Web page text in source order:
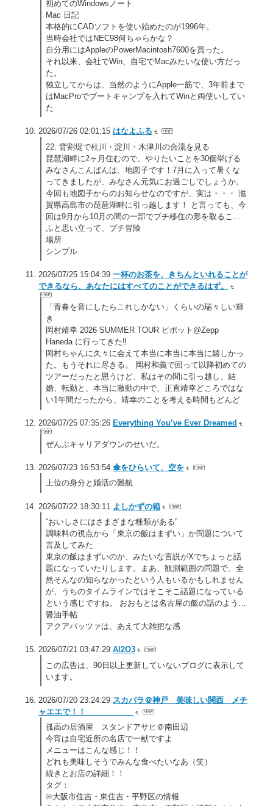
初めてのWindowsノート
Mac 日記
本格的にCADソフトを使い始めたのが1996年。
当時会社ではNEC98何ちゃらかな？
自分用にはAppleのPowerMacintosh7600を買った。
それ以来、会社でWin、自宅でMacみたいな使い方だっ
た。
独立してからは、当然のようにApple一筋で、3年前まで
はMacProでブートキャンプを入れてWinと両使いしてい
た
2026/07/26 02:01:15 はなよふる
22. 背割堤で桂川・淀川・木津川の合流を見る
琵琶湖畔に2ヶ月住むので、やりたいことを30個挙げる
みなさんこんばんは、地図子です！7月に入って暑くな
ってきましたが、みなさん元気にお過ごしでしょうか。
今回も地図子からのお知らせなのですが、実は・・・ 滋
賀県高島市の琵琶湖畔に引っ越します！ と言っても、今
回は9月から10月の間の一部でプチ移住の形を取るこ…
ふと思い立って、プチ冒険
場所
シンプル
2026/07/25 15:04:39 一杯のお茶を、きちんといれることが
できるなら、あなたにはすべてのことができるはず。
「青春を音にしたらこれしかない」くらいの瑞々しい輝
き
岡村靖幸 2026 SUMMER TOUR ピポット@Zepp
Haneda に行ってきた‼️
岡村ちゃんに久々に会えて本当に本当に本当に嬉しかっ
た。もうそれに尽きる。 岡村和義で回って以降初めての
ツアーだったと思うけど、私はその間に引っ越し、結
婚、転勤と、本当に激動の中で、正直靖幸どころではな
い1年間だったから、靖幸のことを考える時間もどんど
2026/07/25 07:35:26 Everything You’ve Ever Dreamed
ぜんぶキャリアダウンのせいだ。
2026/07/23 16:53:54 傘をひらいて、空を
上位の身分と婚活の難航
2026/07/22 18:30:11 よしかずの箱
“おいしさにはさまざまな種類がある”
調味料の視点から「東京の飯はまずい」か問題について
言及してみた
東京の飯はまずいのか、みたいな言説がXでちょっと話
題になっていたりします。まあ、観測範囲の問題で、全
然そんなの知らなかったという人もいるかもしれません
が、うちのタイムラインではそこそこ話題になっている
という感じですね。 おおもとは名古屋の飯の話のよう…
醤油手帖
アクアパッツァは、あえて大雑把な感
2026/07/21 03:47:29 Al2O3
この広告は、90日以上更新していないブログに表示して
います。
2026/07/20 23:24:29 スカパラ＠神戸 美味しい関西 メチ
ャエエで！！
孤高の居酒屋 スタンドアサヒ＠南田辺
今宵は自宅近所の名店で一献ですよ
メニューはこんな感じ！！
どれも美味しそうでみんな食べたいなあ（笑）
続きとお店の詳細！！
タグ：
※大阪市住吉・東住吉・平野区の情報